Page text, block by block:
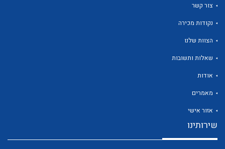
צור קשר
נקודות מכירה
הצוות שלנו
שאלות ותשובות
אודות
מאמרים
אזור אישי
שירותינו